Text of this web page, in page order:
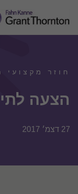
חוזר מקצועי מס'
הצעה
27 דצמ׳ 2017